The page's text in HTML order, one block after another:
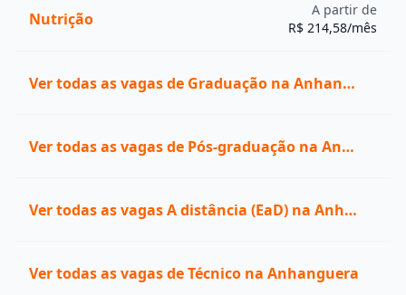
Centro Universitário Fiap (FIAP)
Pontifícia Universidade Católica do
Curitiba
Universidade de Sorocaba (UNISO)
4
Sorocaba
Nutrição
A partir de
R$ 214,58/mês
Ver todas as vagas de Graduação na Anhanguera
Ver todas as vagas de Pós-graduação na Anhanguera
Ver todas as vagas A distância (EaD) na Anhanguera
Ver todas as vagas de Técnico na Anhanguera